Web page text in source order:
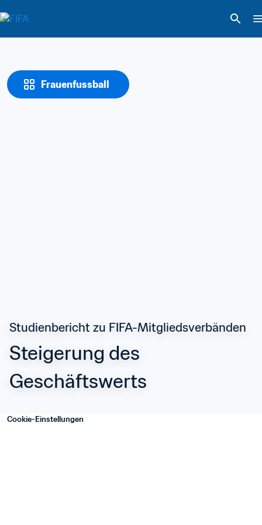
Frauenfussball
Studienbericht zu FIFA-Mitgliedsverbänden
Steigerung des
Geschäftswerts
Cookie-Einstellungen